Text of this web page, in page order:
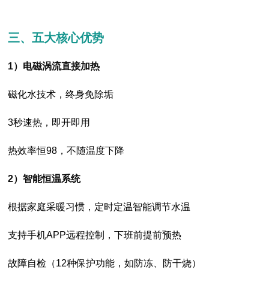
三、五大核心优势
1）电磁涡流直接加热
磁化水技术，终身免除垢
3秒速热，即开即用
热效率恒98，不随温度下降
2）智能恒温系统
根据家庭采暖习惯，定时定温智能调节水温
支持手机APP远程控制，下班前提前预热
故障自检（12种保护功能，如防冻、防干烧）